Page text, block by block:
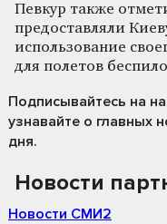
Певкур также
предоставляли
использование
для полетов
Подписывайтесь на
узнавайте о главных
дня.
Новости
Новости СМИ2